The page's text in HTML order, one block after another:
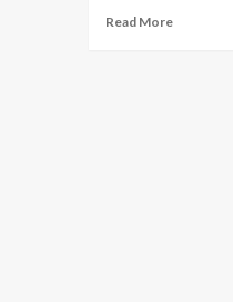
Read MoreRead